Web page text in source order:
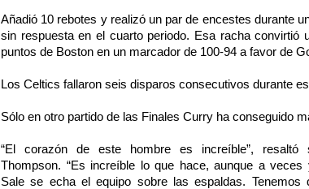
Añadió 10 rebotes y realizó un par de encestes durante
sin respuesta en el cuarto periodo. Esa racha convirtió
puntos de Boston en un marcador de 100-94 a favor de
Los Celtics fallaron seis disparos consecutivos durante
Sólo en otro partido de las Finales Curry ha conseguido
“El corazón de este hombre es increíble”, resaltó
Thompson. “Es increíble lo que hace, aunque a
Sale se echa el equipo sobre las espaldas. Tenemos